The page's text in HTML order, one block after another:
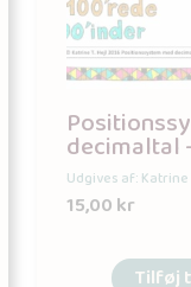
decimaltal
Udgives af:
15,00kr
Tilføj